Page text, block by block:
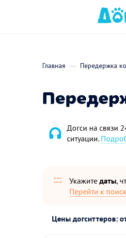
Главная Передержка
Догси на связи
ситуации.
Укажите даты,
Перейти к
Цены догситтеров: